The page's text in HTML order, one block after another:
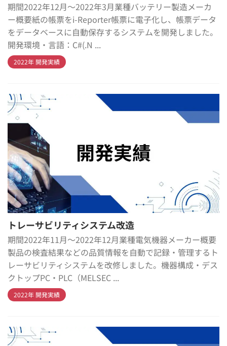
期間2022年12月～2022年3月業種バッテリー製造メーカ
ー概要紙の帳票をi-Reporter帳票に電子化し、帳票データ
をデータベースに自動保存するシステムを開発しました。
開発環境・言語：C#(.N ...
2022年 開発実績
トレーサビリティシステム改造
期間2022年11月～2022年12月業種電気機器メーカー概要
製品の検査結果などの品質情報を自動で記録・管理するト
レーサビリティシステムを改修しました。機器構成・デス
クトップPC・PLC（MELSEC ...
2022年 開発実績